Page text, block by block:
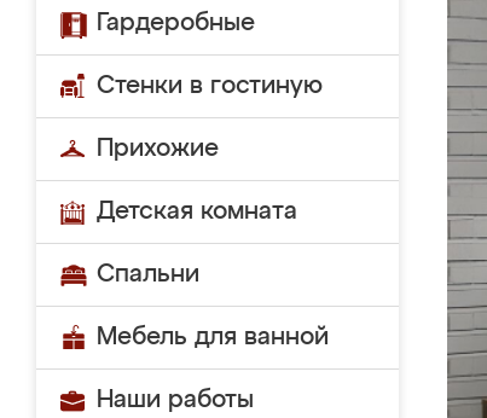
Гардеробные
Стенки в гостиную
Прихожие
Детская комната
Спальни
Мебель для ванной
Наши работы